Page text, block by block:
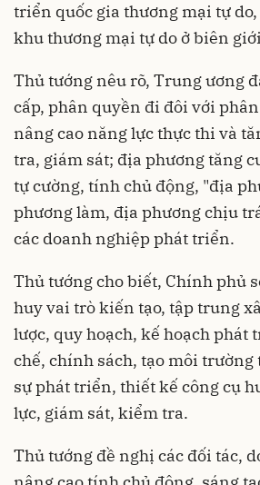
triển quốc gia thương mại tự
khu thương mại tự do ở biên
Thủ tướng nêu rõ, Trung ương
cấp, phân quyền đi đôi với
nâng cao năng lực thực thi và
tra, giám sát; địa phương tăng
tự cường, tính chủ động, "địa
phương làm, địa phương chịu
các doanh nghiệp phát triển.
Thủ tướng cho biết, Chính phủ
huy vai trò kiến tạo, tập trung
lược, quy hoạch, kế hoạch phát
chế, chính sách, tạo môi trường
sự phát triển, thiết kế công cụ
lực, giám sát, kiểm tra.
Thủ tướng đề nghị các đối tác,